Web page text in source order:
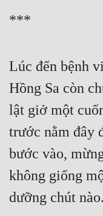
***
Lúc đến bệnh
Hồng Sa còn
lật giở một
trước nằm đây
bước vào,
không giống
dưỡng chút nào.